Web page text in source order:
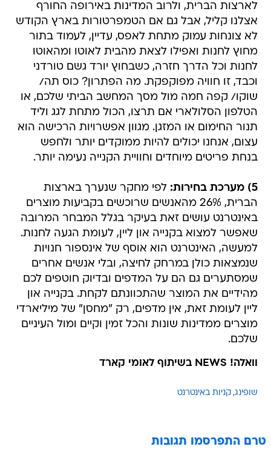
לארצות הברית, ולרוב המדינות באירופה החורף
אצלנו קליל, אבל גם אם הטמפרטורות בארץ הקודש
לא צונחות עמוק מתחת לאפס, עדיין, לעמוד בתור
מחוץ לחנות ואפילו לצאת מהבית לאוטו ומהאוטו
לחנות וכל הדרך חזרה, כשבחוץ יורד גשם טורדני
וכבד, זו חוויה מפוקפקת. מה הפתרון? כוס תה/
שוקו/ קפה חמה מול מסך המחשב הביתי שלכם, או
הטלפון הסלולארי אם תרצו, הכול מתחת לגג וליד
תנור החימום או המזגן. מגוון אפשרויות הרכישה הוא
עצום, אנחנו יכולים להיות ממוקדים יותר ולחפש
בנחת פריטים מיוחדים וחוויית הקנייה נעימה יותר.
5) מערכת בחירות:
לפי מחקר שנערך בארצות
הברית, 26% מהאנשים שרוכשים בקביעות מוצרים
באינטרנט עושים זאת בעיקר בגלל המבחר המרובה
שאפשר למצוא בקנייה און ליין, לעומת הגעה לחנות.
למעשה, האינטרנט הוא אוסף של אינספור חנויות
שנמצאות כולן במרחק לחיצה, ובלי אנשים אחרים
שמסתערים גם הם על המדפים ובדיוק חוטפים לכם
מהידיים את המוצר שהתכוונתם לקחת. בקנייה און
ליין לעומת זאת, אין מדפים, רק "מחסן" של מיליארדי
מוצרים ממדינות שונות והכל זמין וקיים ומול העיניים
שלכם.
וואלה! NEWS בשיתוף לאומי קארד
שופינג קניות באינטרנט
טרם התפרסמו תגובות